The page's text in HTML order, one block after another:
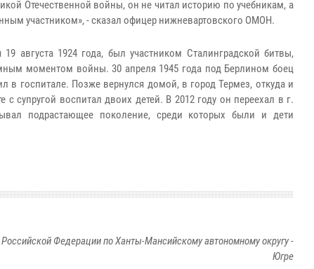
Отечественной войны, он не читал историю по учебникам, а
участником», - сказал офицер нижневартовского ОМОН.
августа 1924 года, был участником Сталинградской битвы,
моментом войны. 30 апреля 1945 года под Берлином боец
в госпитале. Позже вернулся домой, в город Термез, откуда и
супругой воспитал двоих детей. В 2012 году он переехал в г.
подрастающее поколение, среди которых были и дети
Федерации по Ханты-Мансийскому автономному округу -
Югре